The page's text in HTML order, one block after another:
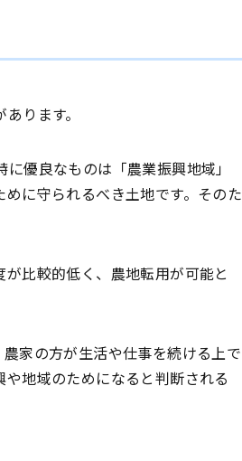
ります。
優良なものは「農業振興地域」
に守られるべき土地です。そのた
比較的低く、農地転用が可能と
家の方が生活や仕事を続ける上で
地域のためになると判断される